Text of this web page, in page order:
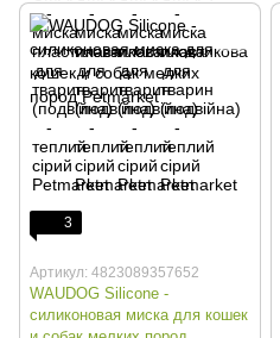
3
Артикул: 4823089357652
WAUDOG Silicone -
силиконовая миска для кошек